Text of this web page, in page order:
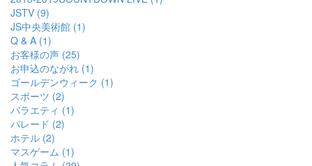
JSTV (9)
JS中央美術館 (1)
Q & A (1)
お客様の声 (25)
お申込のながれ (1)
ゴールデンウィーク (1)
スポーツ (2)
バラエティ (1)
パレード (2)
ホテル (2)
マスゲーム (1)